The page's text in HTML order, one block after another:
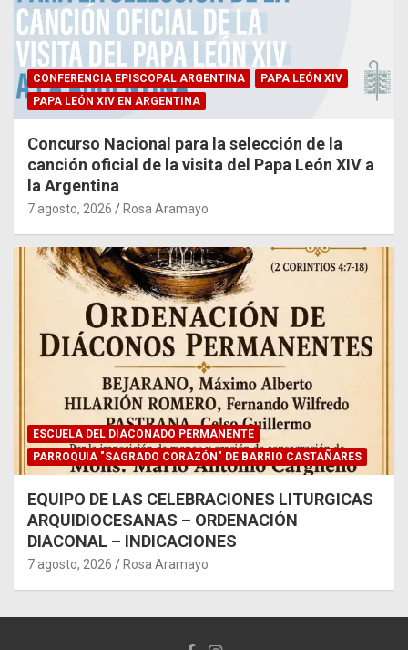
CONFERENCIA EPISCOPAL ARGENTINA
PAPA LEÓN XIV
PAPA LEÓN XIV EN ARGENTINA
Concurso Nacional para la selección de la
canción oficial de la visita del Papa León XIV a
la Argentina
7 agosto, 2026 Rosa Aramayo
ESCUELA DEL DIACONADO PERMANENTE
PARROQUIA "SAGRADO CORAZÓN" DE BARRIO CASTAÑARES
EQUIPO DE LAS CELEBRACIONES LITURGICAS
ARQUIDIOCESANAS – ORDENACIÓN
DIACONAL – INDICACIONES
7 agosto, 2026 Rosa Aramayo